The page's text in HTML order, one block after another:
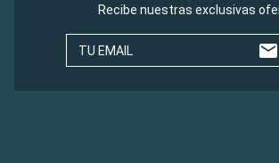
Recibe nuestras exclusivas
TU EMAIL